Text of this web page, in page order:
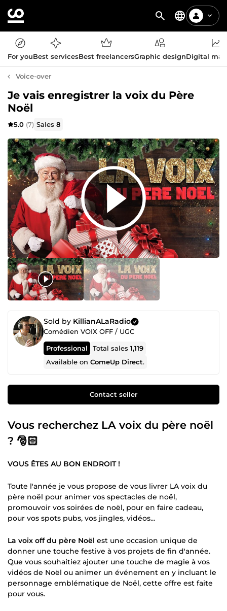
For youBest servicesBest freelancersGraphic designDigital
Voice-over
Je vais enregistrer la voix du Père
Noël
5.0 (7) Sales8
Sold by KillianALaRadio
Comédien VOIX OFF / UGC
Professional Total sales1,119
Available onComeUp Direct.
Contact seller
Vous recherchez LA voix du père noël
? 🎅🏻
VOUS ÊTES AU BON ENDROIT !
Toute l'année je vous propose de vous livrer LA voix du
père noël pour animer vos spectacles de noël,
promouvoir vos soirées de noël, pour en faire cadeau,
pour vos spots pubs, vos jingles, vidéos...
La voix off du père Noël est une occasion unique de
donner une touche festive à vos projets de fin d'année.
Que vous souhaitiez ajouter une touche de magie à vos
vidéos de Noël ou animer un événement en y incluant le
personnage emblématique de Noël, cette offre est faite
pour vous.